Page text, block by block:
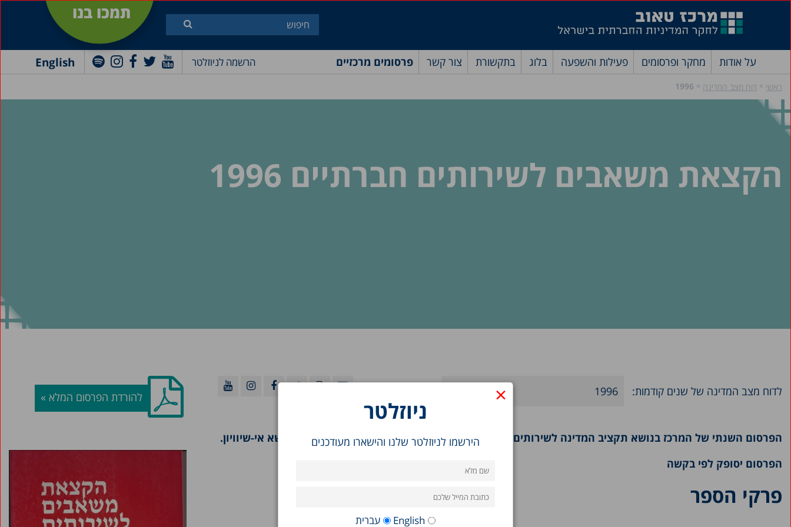
תמכו בנו
על אודות מחקר ופרסומים פעילות והשפעה בלוג בתקשורת צור קשר פרסומים מרכזיים הרשמה לניוזלטר English
×
ניוזלטר
הירשמו לניוזלטר שלנו והישארו מעודכנים
English עברית
ראשי » דוח מצב המדינה »
1996
הקצאת משאבים לשירותים חברתיים 1996
לדוח מצב המדינה של שנים קודמות: 1996
2024
הפרסום השנתי של המרכז בנושא תקציב המדינה לשירותים חברתיים, חינוך ובריאות. השנה יש גם מאמרים בנושא אי-שיוויון.
הפרסום יסופק לפי בקשה
פרקי הספר
להורדת הפרסום המלא »